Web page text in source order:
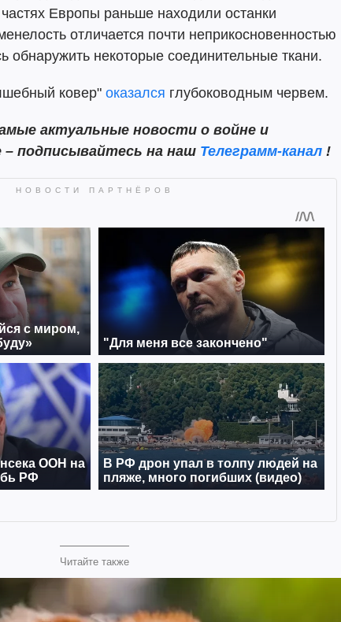
Европы раньше находили останки
отличается почти неприкосновенностью
обнаружить некоторые соединительные ткани.
ковер" оказался глубоководным червем.
актуальные новости о войне и
– подписывайтесь на наш Телеграмм-канал !
Читайте также